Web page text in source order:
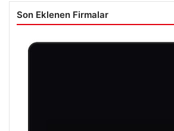
Son Eklenen Firmalar